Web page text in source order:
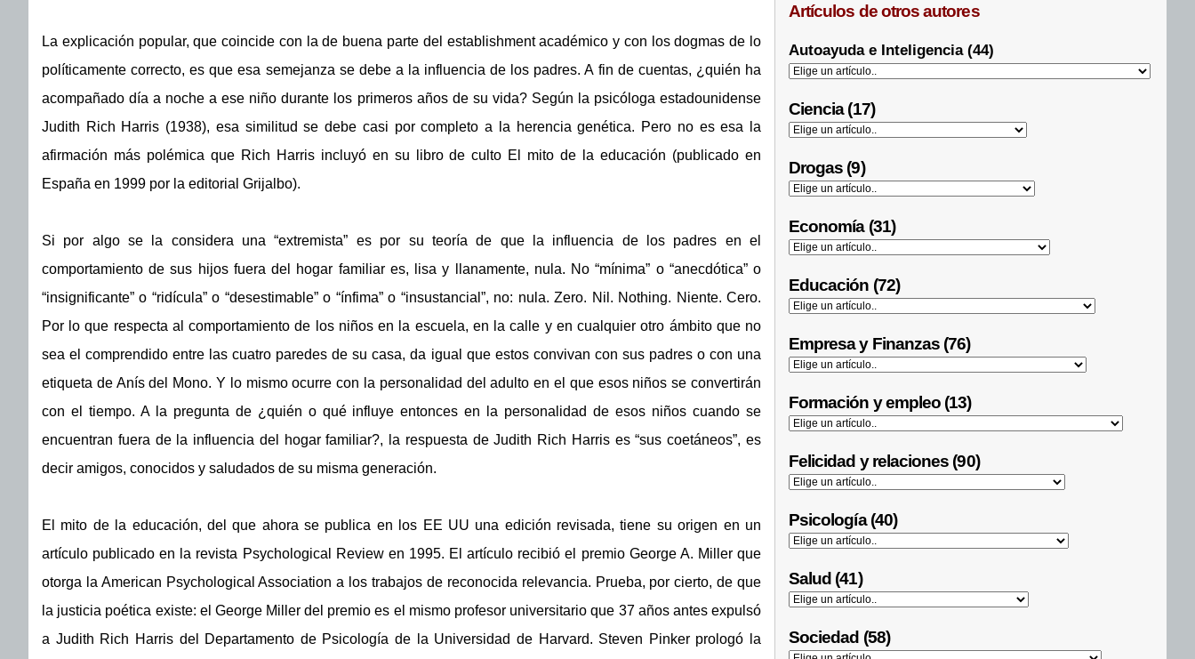
La explicación popular, que coincide con la de buena parte del establishment académico y con los dogmas de lo
políticamente correcto, es que esa semejanza se debe a la influencia de los padres. A fin de cuentas, ¿quién ha
acompañado día a noche a ese niño durante los primeros años de su vida? Según la psicóloga estadounidense
Judith Rich Harris (1938), esa similitud se debe casi por completo a la herencia genética. Pero no es esa la
afirmación más polémica que Rich Harris incluyó en su libro de culto El mito de la educación (publicado en
España en 1999 por la editorial Grijalbo).
Si por algo se la considera una “extremista” es por su teoría de que la influencia de los padres en el
comportamiento de sus hijos fuera del hogar familiar es, lisa y llanamente, nula. No “mínima” o “anecdótica” o
“insignificante” o “ridícula” o “desestimable” o “ínfima” o “insustancial”, no: nula. Zero. Nil. Nothing. Niente. Cero.
Por lo que respecta al comportamiento de los niños en la escuela, en la calle y en cualquier otro ámbito que no
sea el comprendido entre las cuatro paredes de su casa, da igual que estos convivan con sus padres o con una
etiqueta de Anís del Mono. Y lo mismo ocurre con la personalidad del adulto en el que esos niños se convertirán
con el tiempo. A la pregunta de ¿quién o qué influye entonces en la personalidad de esos niños cuando se
encuentran fuera de la influencia del hogar familiar?, la respuesta de Judith Rich Harris es “sus coetáneos”, es
decir amigos, conocidos y saludados de su misma generación.
El mito de la educación, del que ahora se publica en los EE UU una edición revisada, tiene su origen en un
artículo publicado en la revista Psychological Review en 1995. El artículo recibió el premio George A. Miller que
otorga la American Psychological Association a los trabajos de reconocida relevancia. Prueba, por cierto, de que
la justicia poética existe: el George Miller del premio es el mismo profesor universitario que 37 años antes expulsó
a Judith Rich Harris del Departamento de Psicología de la Universidad de Harvard. Steven Pinker prologó la
Artículos de otros autores
Autoayuda e Inteligencia (44)
Ciencia (17)
Drogas (9)
Economía (31)
Educación (72)
Empresa y Finanzas (76)
Formación y empleo (13)
Felicidad y relaciones (90)
Psicología (40)
Salud (41)
Sociedad (58)